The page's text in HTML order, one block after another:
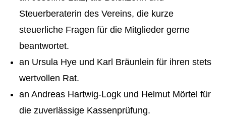
Steuerberaterin des Vereins, die kurze
steuerliche Fragen für die Mitglieder gerne
beantwortet.
an Ursula Hye und Karl Bräunlein für ihren stets
wertvollen Rat.
an Andreas Hartwig-Logk und Helmut Mörtel für
die zuverlässige Kassenprüfung.